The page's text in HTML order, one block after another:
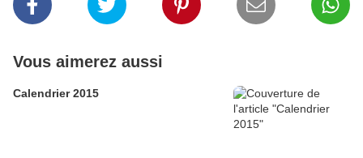
Vous aimerez aussi
Calendrier 2015